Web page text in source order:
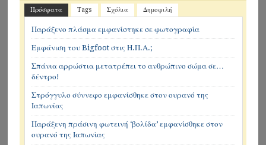
Πρόσφατα Tags Σχόλια Δημοφιλή
Παράξενο πλάσμα εμφανίστηκε σε φωτογραφία
Εμφάνιση του Bigfoot στις Η.Π.Α.;
Σπάνια αρρώστια μετατρέπει το ανθρώπινο σώμα σε…
δέντρο!
Στρόγγυλο σύννεφο εμφανίσθηκε στον ουρανό της
Ιαπωνίας
Παράξενη πράσινη φωτεινή ‘βολίδα’ εμφανίσθηκε στον
ουρανό της Ιαπωνίας